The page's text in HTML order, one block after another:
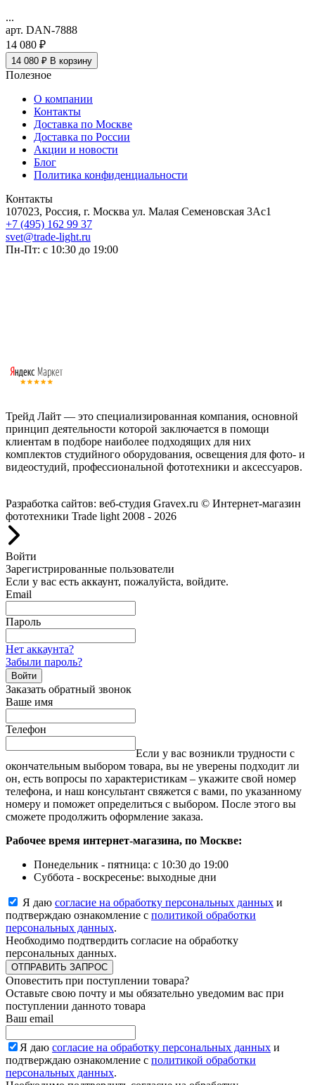
...
арт. DAN-7888
14 080 ₽
14 080 ₽ В корзину
Полезное
О компании
Контакты
Доставка по Москве
Доставка по России
Акции и новости
Блог
Политика конфиденциальности
Контакты
107023, Россия, г. Москва ул. Малая Семеновская 3Ас1
+7 (495) 162 99 37
svet@trade-light.ru
Пн-Пт: с 10:30 до 19:00
Трейд Лайт — это специализированная компания, основной
принцип деятельности которой заключается в помощи
клиентам в подборе наиболее подходящих для них
комплектов студийного оборудования, освещения для фото- и
видеостудий, профессиональной фототехники и аксессуаров.
Разработка сайтов: веб-студия Gravex.ru © Интернет-магазин
фототехники Trade light 2008 - 2026
Войти
Зарегистрированные пользователи
Если у вас есть аккаунт, пожалуйста, войдите.
Email
Пароль
Нет аккаунта?
Забыли пароль?
Войти
Заказать обратный звонок
Ваше имя
Телефон
Если у вас возникли трудности с
окончательным выбором товара, вы не уверены подходит ли
он, есть вопросы по характеристикам – укажите свой номер
телефона, и наш консультант свяжется с вами, по указанному
номеру и поможет определиться с выбором. После этого вы
сможете продолжить оформление заказа.
Рабочее время интернет-магазина, по Москве:
Понедельник - пятница: с 10:30 до 19:00
Суббота - воскресенье: выходные дни
Я даю согласие на обработку персональных данных и
подтверждаю ознакомление с политикой обработки
персональных данных.
Необходимо подтвердить согласие на обработку
персональных данных.
ОТПРАВИТЬ ЗАПРОС
Оповестить при поступлении товара?
Оставьте свою почту и мы обязательно уведомим вас при
поступлении данното товара
Ваш email
Я даю согласие на обработку персональных данных и
подтверждаю ознакомление с политикой обработки
персональных данных.